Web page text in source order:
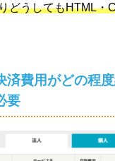
どうしてもHTML・
済費用がどの程
要